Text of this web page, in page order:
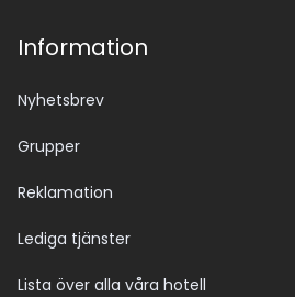
Information
Nyhetsbrev
Grupper
Reklamation
Lediga tjänster
Lista över alla våra hotell